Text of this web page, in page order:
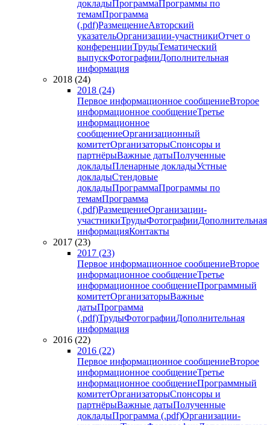
докладыПрограммаПрограммы по
темамПрограмма
(.pdf)РазмещениеАвторский
указательОрганизации-участникиОтчет о
конференцииТрудыТематический
выпускФотографииДополнительная
информация
2018 (24)
2018 (24)
Первое информационное сообщениеВторое
информационное сообщениеТретье
информационное
сообщениеОрганизационный
комитетОрганизаторыСпонсоры и
партнёрыВажные датыПолученные
докладыПленарные докладыУстные
докладыСтендовые
докладыПрограммаПрограммы по
темамПрограмма
(.pdf)РазмещениеОрганизации-
участникиТрудыФотографииДополнительная
информацияКонтакты
2017 (23)
2017 (23)
Первое информационное сообщениеВторое
информационное сообщениеТретье
информационное сообщениеПрограммный
комитетОрганизаторыВажные
датыПрограмма
(.pdf)ТрудыФотографииДополнительная
информация
2016 (22)
2016 (22)
Первое информационное сообщениеВторое
информационное сообщениеТретье
информационное сообщениеПрограммный
комитетОрганизаторыСпонсоры и
партнёрыВажные датыПолученные
докладыПрограмма (.pdf)Организации-